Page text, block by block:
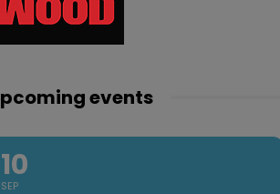
events
10
SEP